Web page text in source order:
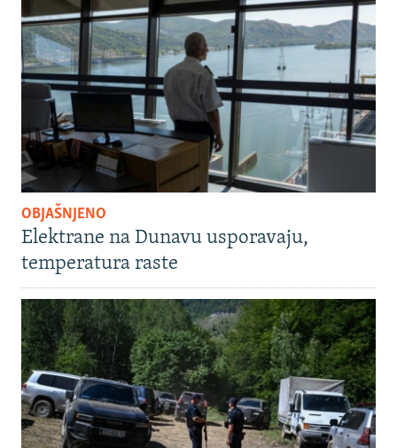
OBJAŠNJENO
Elektrane na Dunavu usporavaju,
temperatura raste